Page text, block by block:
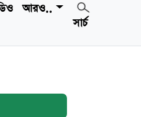
আরও..
সার্চ